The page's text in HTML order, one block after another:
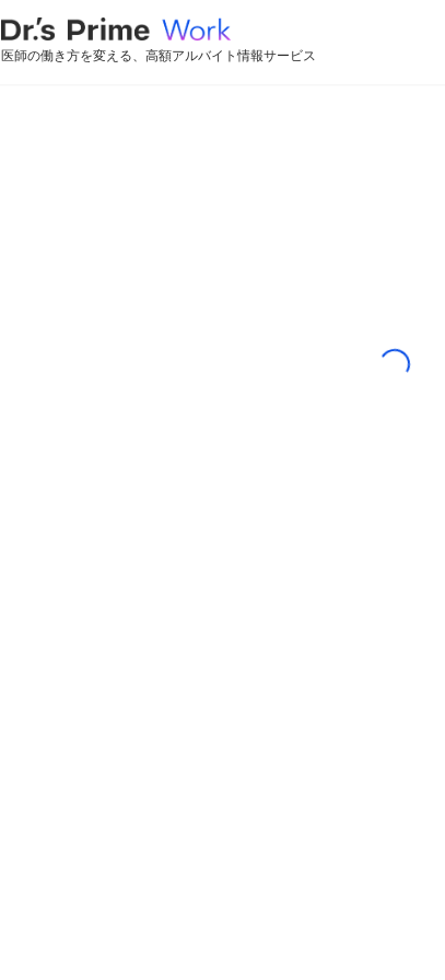
医師の働き方を変える、高額アルバイト情報サービス
Loading...